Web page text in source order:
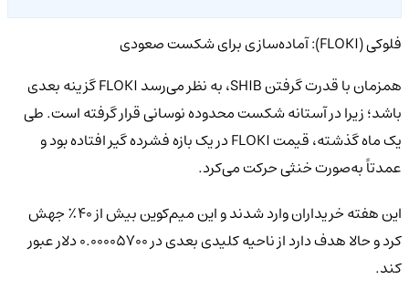
فلوکی (FLOKI): آماده‌سازی برای شکست صعودی
همزمان با قدرت گرفتن SHIB، به نظر می‌رسد FLOKI گزینه بعدی
باشد؛ زیرا در آستانه شکست محدوده نوسانی قرار گرفته است. طی
یک ماه گذشته، قیمت FLOKI در یک بازه فشرده گیر افتاده بود و
عمدتاً به‌صورت خنثی حرکت می‌کرد.
این هفته خریداران وارد شدند و این میم‌کوین بیش از ۴۰٪ جهش
کرد و حالا هدف دارد از ناحیه کلیدی بعدی در ۰.۰۰۰۰۵۷۰۰ دلار عبور
کند.